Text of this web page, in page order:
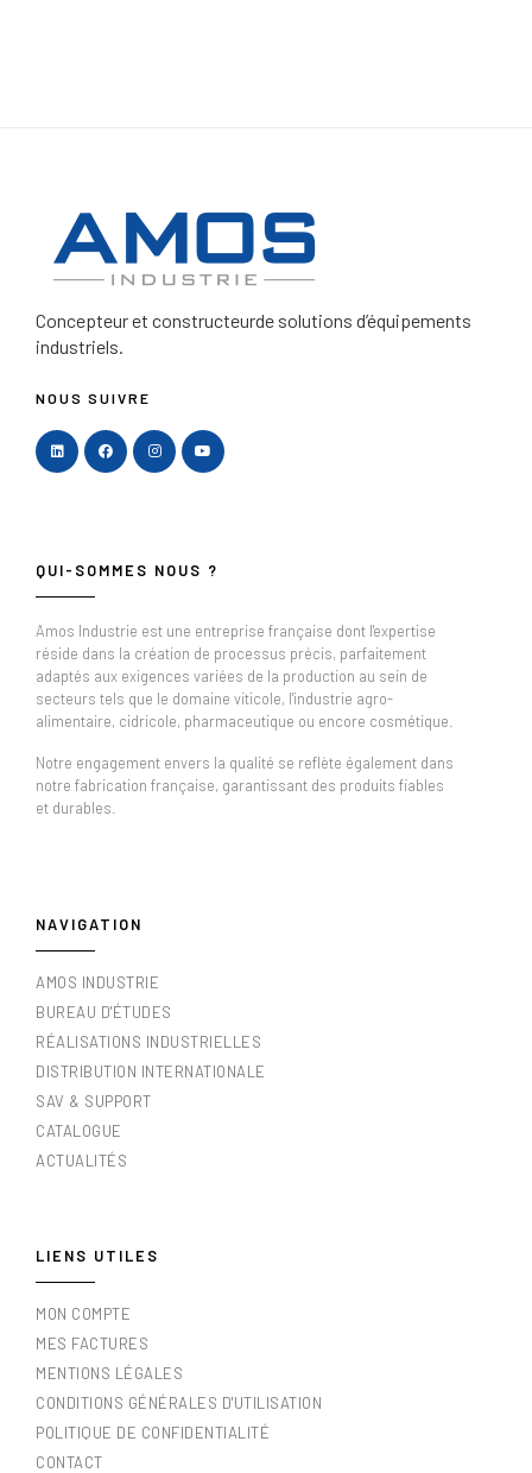
Concepteur et constructeurde solutions d’équipements
industriels.
NOUS SUIVRE
QUI-SOMMES NOUS ?
Amos Industrie est une entreprise française dont l'expertise
réside dans la création de processus précis, parfaitement
adaptés aux exigences variées de la production au sein de
secteurs tels que le domaine viticole, l'industrie agro-
alimentaire, cidricole, pharmaceutique ou encore cosmétique.
Notre engagement envers la qualité se reflète également dans
notre fabrication française, garantissant des produits fiables
et durables.
NAVIGATION
AMOS INDUSTRIE
BUREAU D'ÉTUDES
RÉALISATIONS INDUSTRIELLES
DISTRIBUTION INTERNATIONALE
SAV & SUPPORT
CATALOGUE
ACTUALITÉS
LIENS UTILES
MON COMPTE
MES FACTURES
MENTIONS LÉGALES
CONDITIONS GÉNÉRALES D'UTILISATION
POLITIQUE DE CONFIDENTIALITÉ
CONTACT